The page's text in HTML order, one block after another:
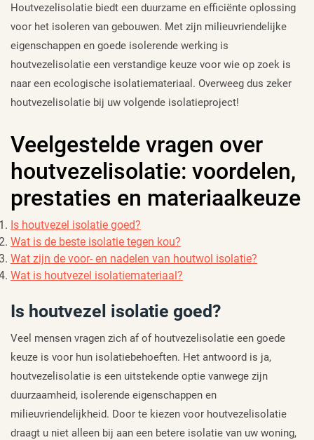
Houtvezelisolatie biedt een duurzame en efficiënte oplossing
voor het isoleren van gebouwen. Met zijn milieuvriendelijke
eigenschappen en goede isolerende werking is
houtvezelisolatie een verstandige keuze voor wie op zoek is
naar een ecologische isolatiemateriaal. Overweeg dus zeker
houtvezelisolatie bij uw volgende isolatieproject!
Veelgestelde vragen over
houtvezelisolatie: voordelen,
prestaties en materiaalkeuze
Is houtvezel isolatie goed?
Wat is de beste isolatie tegen kou?
Wat zijn de voor- en nadelen van houtwol isolatie?
Wat is houtvezel isolatiemateriaal?
Is houtvezel isolatie goed?
Veel mensen vragen zich af of houtvezelisolatie een goede
keuze is voor hun isolatiebehoeften. Het antwoord is ja,
houtvezelisolatie is een uitstekende optie vanwege zijn
duurzaamheid, isolerende eigenschappen en
milieuvriendelijkheid. Door te kiezen voor houtvezelisolatie
draagt u niet alleen bij aan een betere isolatie van uw woning,